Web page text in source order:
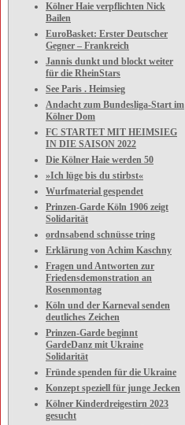
Kölner Haie verpflichten Nick
Bailen
EuroBasket: Erster Deutscher
Gegner – Frankreich
Jannis dunkt und blockt weiter
für die RheinStars
See Paris . Heimsieg
Andacht zum Bundesliga-Start im
Kölner Dom
FC STARTET MIT HEIMSIEG
IN DIE SAISON 2022
Die Kölner Haie werden 50
»Ich lüge bis du stirbst«
Wurfmaterial gespendet
Prinzen-Garde Köln 1906 zeigt
Solidarität
ordnsabend schnüsse tring
Erklärung von Achim Kaschny
Fragen und Antworten zur
Friedensdemonstration an
Rosenmontag
Köln und der Karneval senden
deutliches Zeichen
Prinzen-Garde beginnt
GardeDanz mit Ukraine
Solidarität
Fründe spenden für die Ukraine
Konzept speziell für junge Jecken
Kölner Kinderdreigestirn 2023
gesucht